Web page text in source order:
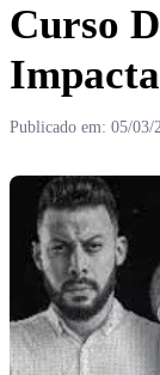
Curso
Publicado em: 05/03/